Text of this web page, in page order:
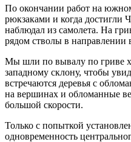
По окончании работ на
рюкзаками и когда достигли
наблюдал из самолета. На
рядом стволы в направлении
Мы шли по вывалу по гриве
западному склону, чтобы
встречаются деревья с
на вершинах и обломанные
большой скорости.
Только с попыткой
одновременность